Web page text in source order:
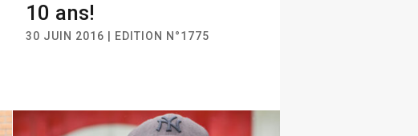
10 ans!
30 JUIN 2016 | EDITION N°1775